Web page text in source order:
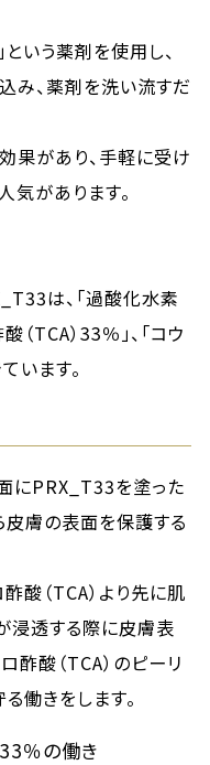
いう薬剤を使用し、
み、薬剤を洗い流すだ
果があり、手軽に受け
気があります。
は、「過酸化水素
（TCA）33％」、「コウ
います。
にPRX_T33を塗った
皮膚の表面を保護する
酸（TCA）より先に肌
浸透する際に皮膚表
酢酸（TCA）のピーリ
働きをします。
％の働き